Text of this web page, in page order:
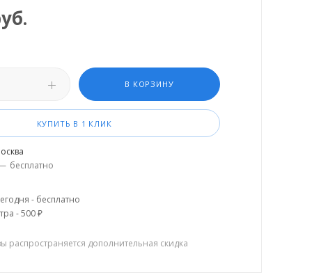
В КОРЗИНУ
КУПИТЬ В 1 КЛИК
бесплатно
- бесплатно
- 500 ₽
распространяется дополнительная скидка